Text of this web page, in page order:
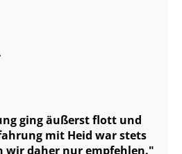
ging äußerst flott und
mit Heid war stets
wir daher nur empfehlen.